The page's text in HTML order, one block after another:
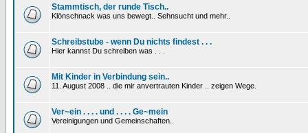
Stammtisch, der runde Tisch..
Klönschnack was uns bewegt.. Sehnsucht und mehr..
Schreibstube - wenn Du nichts findest . . .
Hier kannst Du schreiben was . . .
Mit Kinder in Verbindung sein..
11. August 2008 .. die mir anvertrauten Kinder .. zeigen Wege.
Ver~ein . . . . und . . . . Ge~mein
Vereinigungen und Gemeinschaften..